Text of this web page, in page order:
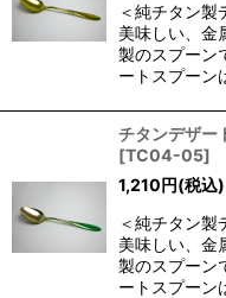
＜純チタン製
美味しい、金
製のスプーン
ートスプーン
チタンデザ
[TC04-05]
1,210円(税込)
＜純チタン製
美味しい、金
製のスプーン
ートスプーン